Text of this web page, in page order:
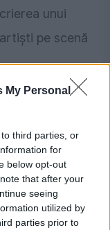
My Personal
third parties, or
for
below opt-out
that after your
seeing
utilized by
parties prior to
unui
pe scenă